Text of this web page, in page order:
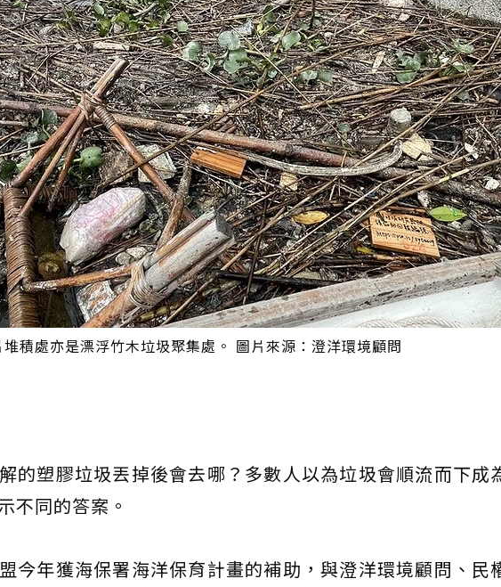
積處亦是漂浮竹木垃圾聚集處。 圖片來源：澄洋環境顧問
的塑膠垃圾丟掉後會去哪？多數人以為垃圾會順流而下成
不同的答案。
今年獲海保署海洋保育計畫的補助，與澄洋環境顧問、民